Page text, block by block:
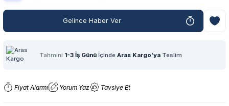
Gelince Haber Ver
Tahmini 1-3 İş Günü İçinde Aras Kargo'ya Teslim
Fiyat Alarmı Yorum Yaz Tavsiye Et